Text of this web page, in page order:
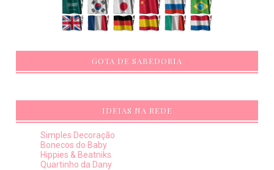
GOTA DE SABEDORIA
IDEIAS NA REDE
Simples Decoração
Bonecos do Baby
Hippies & Beatniks
Quartinho da Dany